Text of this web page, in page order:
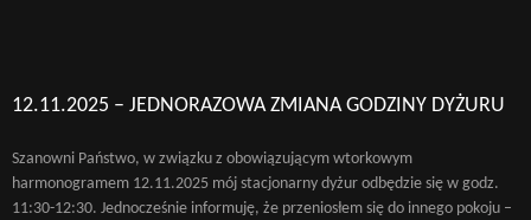
12.11.2025 – JEDNORAZOWA ZMIANA GODZINY DYŻURU
Szanowni Państwo, w związku z obowiązującym wtorkowym
harmonogramem 12.11.2025 mój stacjonarny dyżur odbędzie się w godz.
11:30-12:30. Jednocześnie informuję, że przeniosłem się do innego pokoju –